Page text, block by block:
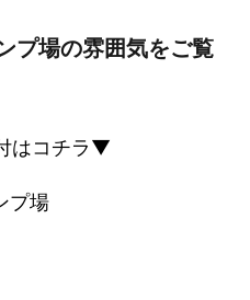
プ場の雰囲気をご覧
はコチラ▼